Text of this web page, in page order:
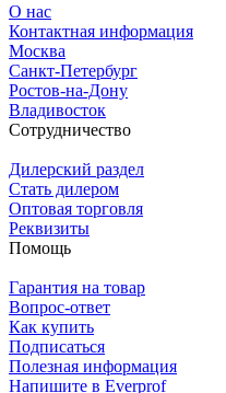
О нас
Контактная информация
Москва
Санкт-Петербург
Ростов-на-Дону
Владивосток
Сотрудничество
Дилерский раздел
Стать дилером
Оптовая торговля
Реквизиты
Помощь
Гарантия на товар
Вопрос-ответ
Как купить
Подписаться
Полезная информация
Напишите в Everprof